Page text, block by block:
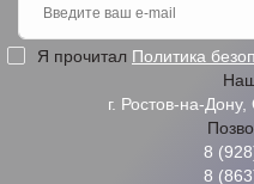
Я прочитал Политика
г. Ростов-на-
8
8